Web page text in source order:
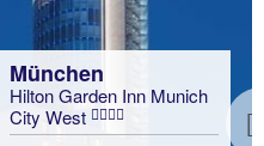
München
Hilton Garden Inn Munich
City West